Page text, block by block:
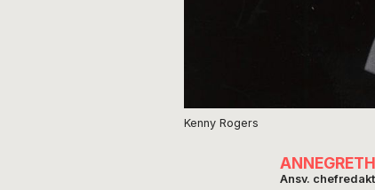
Kenny Rogers
Ansv.